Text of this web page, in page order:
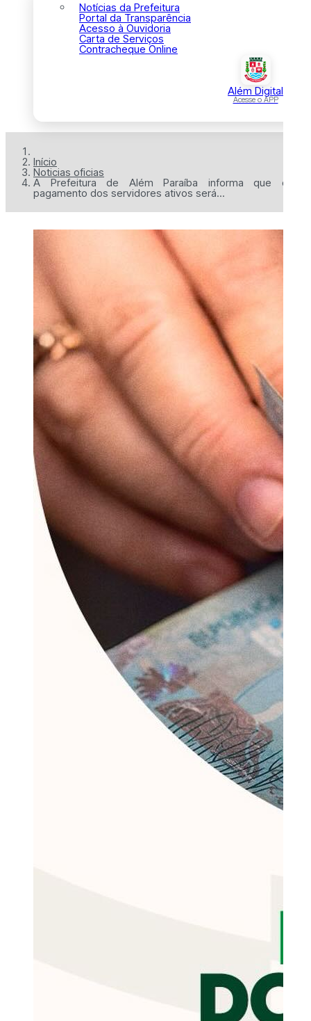
Notícias da Prefeitura
Portal da Transparência
Acesso à Ouvidoria
Carta de Serviços
Contracheque Online
Além Digital
Acesse o APP
Início
Noticias oficias
A Prefeitura de Além Paraíba informa que o
pagamento dos servidores ativos será...